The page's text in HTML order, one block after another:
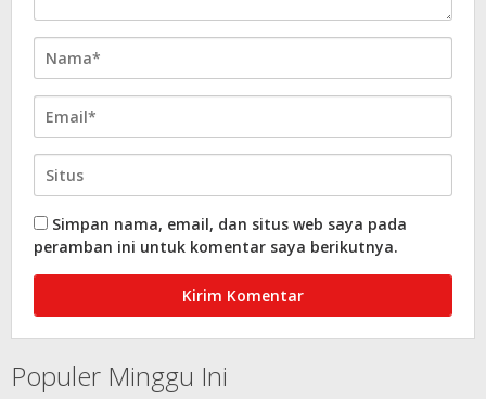
Simpan nama, email, dan situs web saya pada
peramban ini untuk komentar saya berikutnya.
Populer Minggu Ini